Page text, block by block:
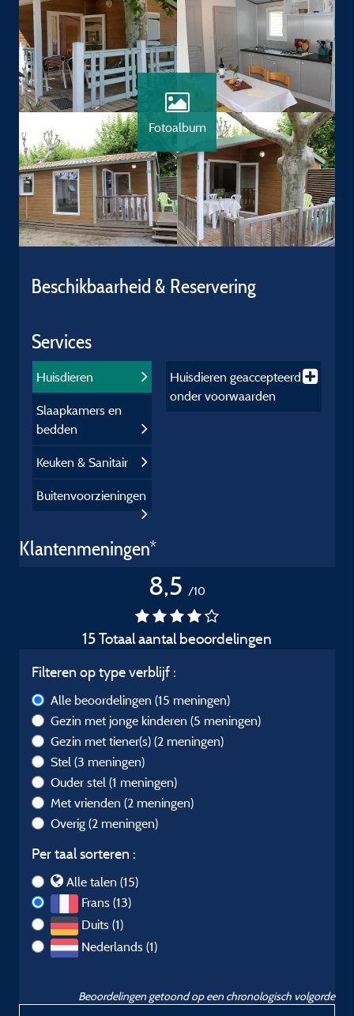
Fotoalbum
Beschikbaarheid & Reservering
Services
Huisdieren
Slaapkamers en
bedden
Keuken & Sanitair
Buitenvoorzieningen
Huisdierengeaccepteerd
onder voorwaarden
Klantenmeningen*
8,5 /10
15 Totaal aantal beoordelingen
Filteren op type verblijf :
Alle beoordelingen (15 meningen)
Gezin met jonge kinderen (5 meningen)
Gezin met tiener(s) (2 meningen)
Stel (3 meningen)
Ouder stel (1 meningen)
Met vrienden (2 meningen)
Overig (2 meningen)
Per taal sorteren :
Alle talen (15)
Frans (13)
Duits (1)
Nederlands (1)
Beoordelingen getoond op een chronologisch volgorde